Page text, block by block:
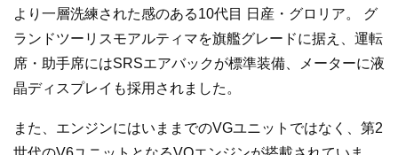
より一層洗練された感のある10代目 日産・グロリア。 グ
ランドツーリスモアルティマを旗艦グレードに据え、運転
席・助手席にはSRSエアバックが標準装備、メーターに液
晶ディスプレイも採用されました。
また、エンジンにはいままでのVGユニットではなく、第2